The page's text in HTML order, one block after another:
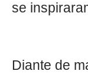
se
Diante de